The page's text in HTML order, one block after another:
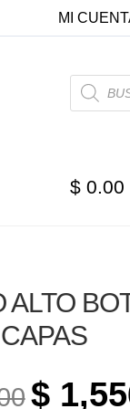
MI
SEARCH
$0.00
ALTO
ORIGINAL
$